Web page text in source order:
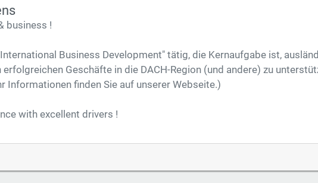
business !
Business Development" tätig, die Kernaufgabe ist,
Geschäfte in die DACH-Region (und andere) zu
Informationen finden Sie auf unserer Webseite.)
with excellent drivers !